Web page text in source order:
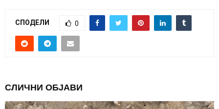
СПОДЕЛИ 0
СЛИЧНИ ОБЈАВИ